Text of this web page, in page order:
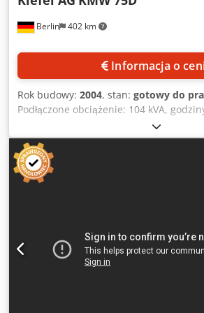
szkieletowych, zmotoryzowana Uwaga:
Berlin 402 km
Informacja o
Rok budowy: 2004, stan: gotowy do
Podłączone obciążenie: 104 kVA,
łańcuch systemu szyn łańcuchowych
2018 roku. Codpfsl Ax Tvjx Apbjha